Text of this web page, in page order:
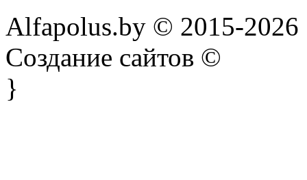
Alfapolus.by © 2015-2026
Создание сайтов ©
}